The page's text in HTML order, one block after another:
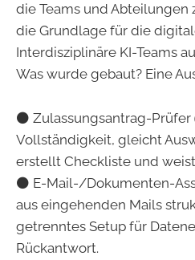
die Teams und Abteilungen
die Grundlage für die
Interdisziplinäre KI-Teams
Was wurde gebaut? Eine
⚫ Zulassungsantrag-
Vollständigkeit, gleicht
erstellt Checkliste und
⚫ E-Mail-/Dokumenten-
aus eingehenden Mails
getrenntes Setup für
Rückantwort.